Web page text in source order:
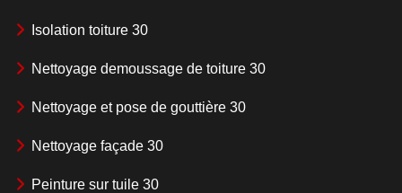
Isolation toiture 30
Nettoyage demoussage de toiture 30
Nettoyage et pose de gouttière 30
Nettoyage façade 30
Peinture sur tuile 30